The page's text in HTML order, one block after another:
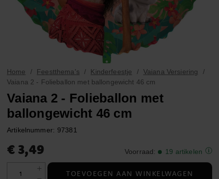
Home Feestthema's Kinderfeestje
Vaiana Versiering
Vaiana 2 - Folieballon met ballongewicht 46 cm
Vaiana 2 - Folieballon met
ballongewicht 46 cm
Artikelnummer: 97381
Prijs: € 3,49
€ 3,49 Voorraad: 19 artikelen
TOEVOEGEN AAN WINKELWAGEN